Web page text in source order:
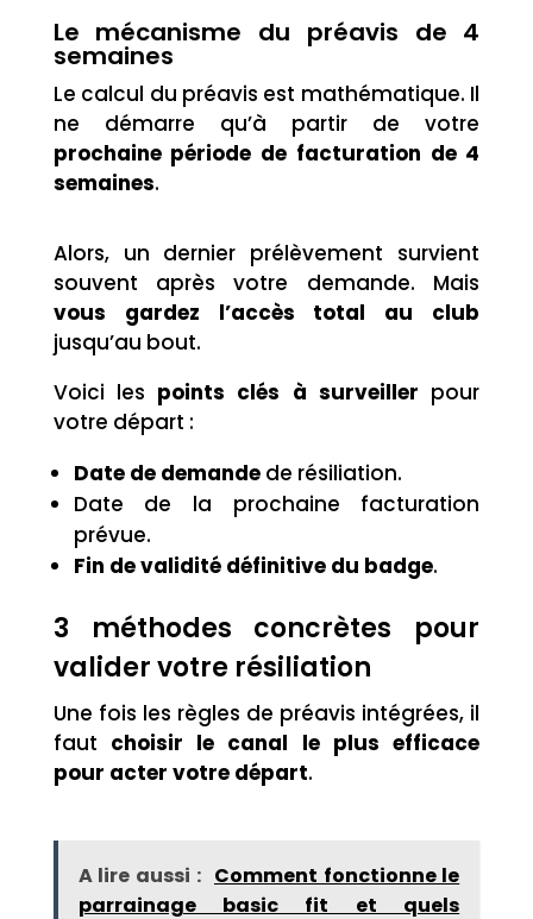
Le mécanisme du préavis de 4
semaines
Le calcul du préavis est mathématique. Il
ne démarre qu’à partir de votre
prochaine période de facturation de 4
semaines.
Alors, un dernier prélèvement survient
souvent après votre demande. Mais
vous gardez l’accès total au club
jusqu’au bout.
Voici les points clés à surveiller pour
votre départ :
Date de demandede résiliation.
Date de la prochaine facturation
prévue.
Fin de validité définitive du badge.
3 méthodes concrètes pour
valider votre résiliation
Une fois les règles de préavis intégrées, il
faut choisir le canal le plus efficace
pour acter votre départ.
A lire aussi : Comment fonctionne le
parrainage basic fit et quels